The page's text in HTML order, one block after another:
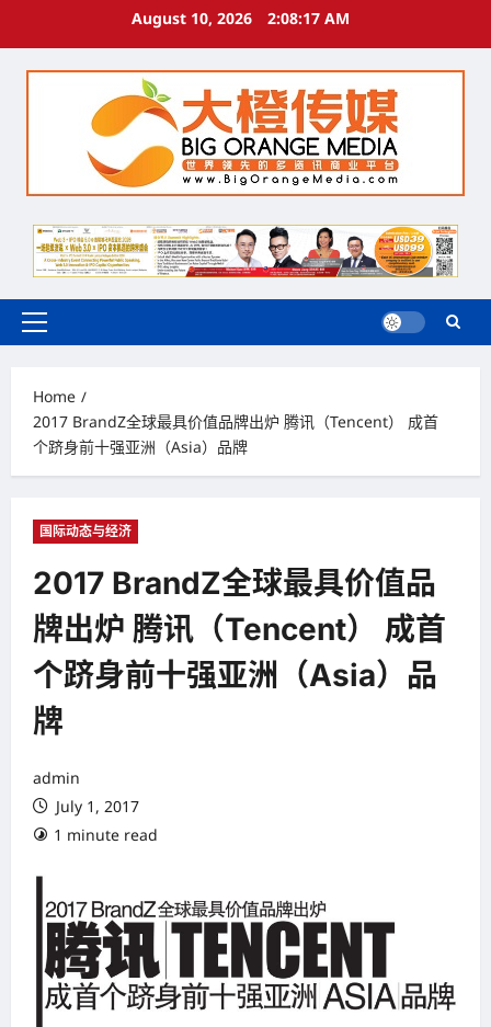
August 10, 2026 2:08:17 AM
Primary
Home
2017 BrandZ全球最具价值品牌出炉 腾讯（Tencent） 成首
个跻身前十强亚洲（Asia）品牌
国际动态与经济
2017 BrandZ全球最具价值品
牌出炉 腾讯（Tencent） 成首
个跻身前十强亚洲（Asia）品
牌
admin
July 1, 2017
1 minute read